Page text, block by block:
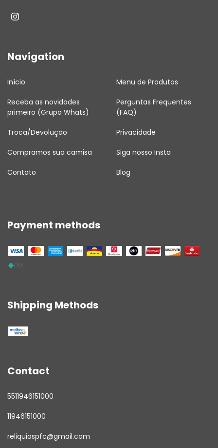
Navigation
Início Menu de Produtos
Receba as novidades
primeiro (Grupo Whats)
Perguntas Frequentes
(FAQ)
Troca/Devolução Privacidade
Compramos sua camisa Siga nosso Insta
Contato Blog
Payment methods
Shipping Methods
Contact
5511946151000
11946151000
reliquiaspfc@gmail.com